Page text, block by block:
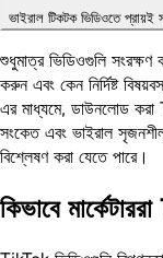
ভাইরাল টিকটক ভিডিওতে প্রায়ই
শুধুমাত্র ভিডিওগুলি সংরক্ষণ
করুন এবং কেন নির্দিষ্ট
এর মাধ্যমে, ডাউনলোড করা
সংকেত এবং ভাইরাল
বিশ্লেষণ করা যেতে পারে।
কিভাবে